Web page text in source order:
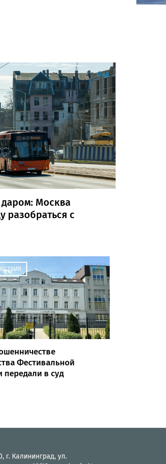
17:48
даром: Москва
разобраться с
15:19
Фестивальной
передали в суд
г. Калининград, ул.